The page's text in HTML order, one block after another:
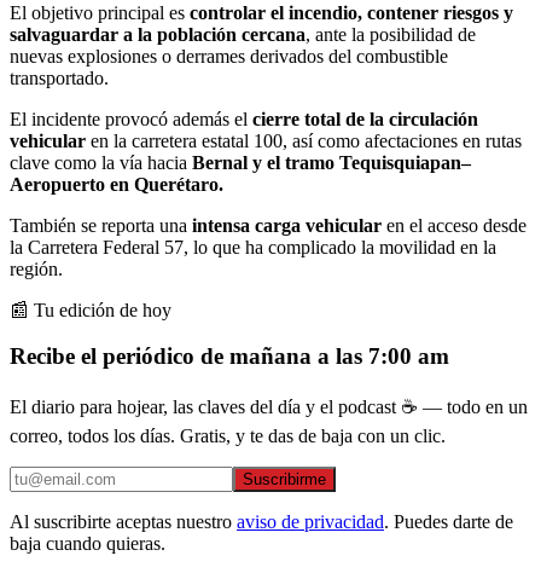
El objetivo principal es controlar el incendio, contener riesgos y
salvaguardar a la población cercana, ante la posibilidad de
nuevas explosiones o derrames derivados del combustible
transportado.
El incidente provocó además el cierre total de la circulación
vehicular en la carretera estatal 100, así como afectaciones en rutas
clave como la vía hacia Bernal y el tramo Tequisquiapan–
Aeropuerto en Querétaro.
También se reporta una intensa carga vehicular en el acceso desde
la Carretera Federal 57, lo que ha complicado la movilidad en la
región.
📰 Tu edición de hoy
Recibe el periódico de mañana a las 7:00 am
El diario para hojear, las claves del día y el podcast ☕ — todo en un
correo, todos los días. Gratis, y te das de baja con un clic.
Suscribirme
Al suscribirte aceptas nuestro aviso de privacidad. Puedes darte de
baja cuando quieras.